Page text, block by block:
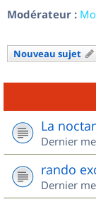
Modérateur :
Nouveau sujet
La
Dernier
rando
Dernier